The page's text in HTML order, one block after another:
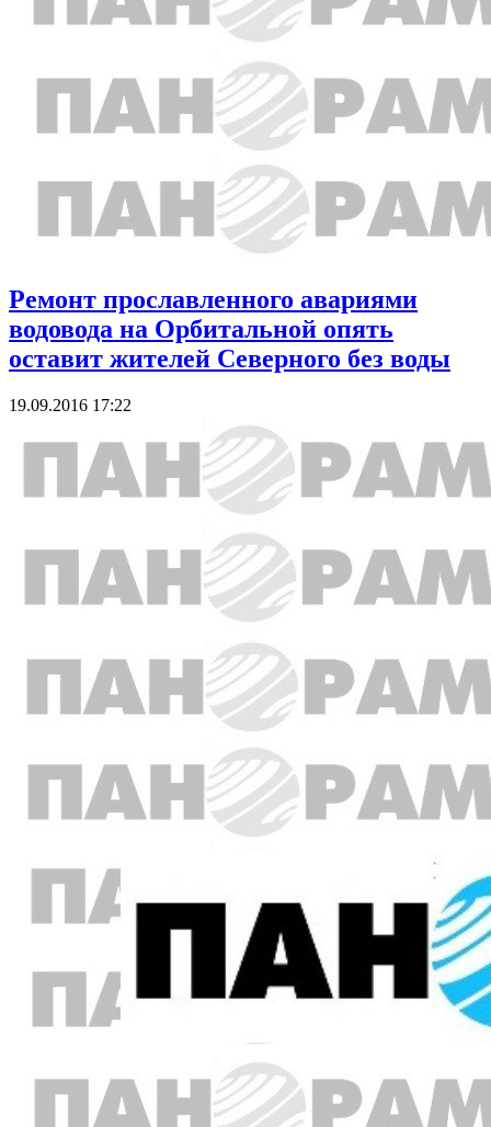
Ремонт прославленного авариями
водовода на Орбитальной опять
оставит жителей Северного без воды
19.09.2016 17:22